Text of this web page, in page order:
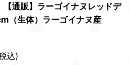
【通販】ラーゴイナヌレッドデ
（生体）ラーゴイナヌ産
込)